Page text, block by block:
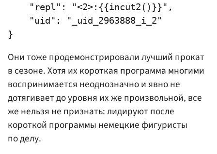
    "repl": "<2>:{{incut2()}}",
    "uid": "_uid_2963888_i_2"
Они тоже продемонстрировали лучший прокат
в сезоне. Хотя их короткая программа многими
воспринимается неоднозначно и явно не
дотягивает до уровня их же произвольной, все
же нельзя не признать: лидируют после
короткой программы немецкие фигуристы
по делу.